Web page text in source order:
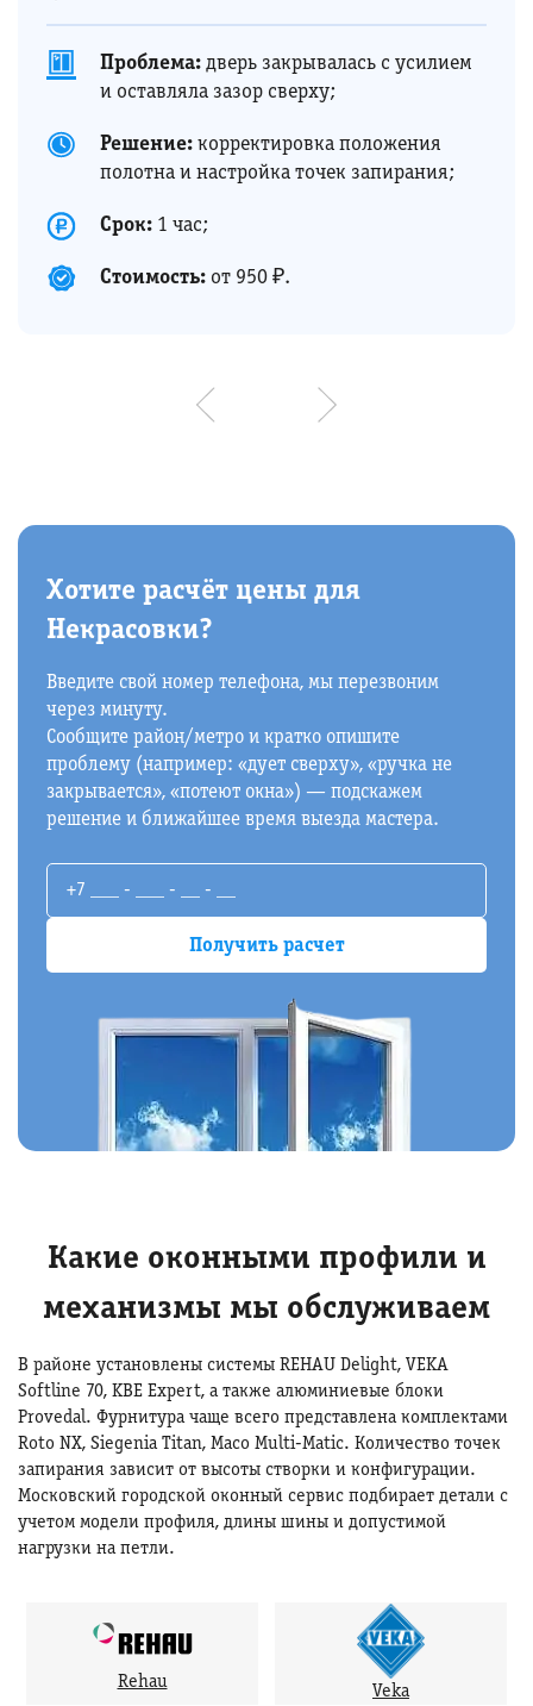
Проблема: дверь закрывалась с усилием
и оставляла зазор сверху;
Решение: корректировка положения
полотна и настройка точек запирания;
Срок: 1 час;
Стоимость: от 950 ₽.
Хотите расчёт цены для
Некрасовки?
Введите свой номер телефона, мы перезвоним
через минуту.
Сообщите район/метро и кратко опишите
проблему (например: «дует сверху», «ручка не
закрывается», «потеют окна») — подскажем
решение и ближайшее время выезда мастера.
Какие оконными профили и
механизмы мы обслуживаем
В районе установлены системы REHAU Delight, VEKA
Softline 70, KBE Expert, а также алюминиевые блоки
Provedal. Фурнитура чаще всего представлена комплектами
Roto NX, Siegenia Titan, Maco Multi-Matic. Количество точек
запирания зависит от высоты створки и конфигурации.
Московский городской оконный сервис подбирает детали с
учетом модели профиля, длины шины и допустимой
нагрузки на петли.
Rehau
Veka